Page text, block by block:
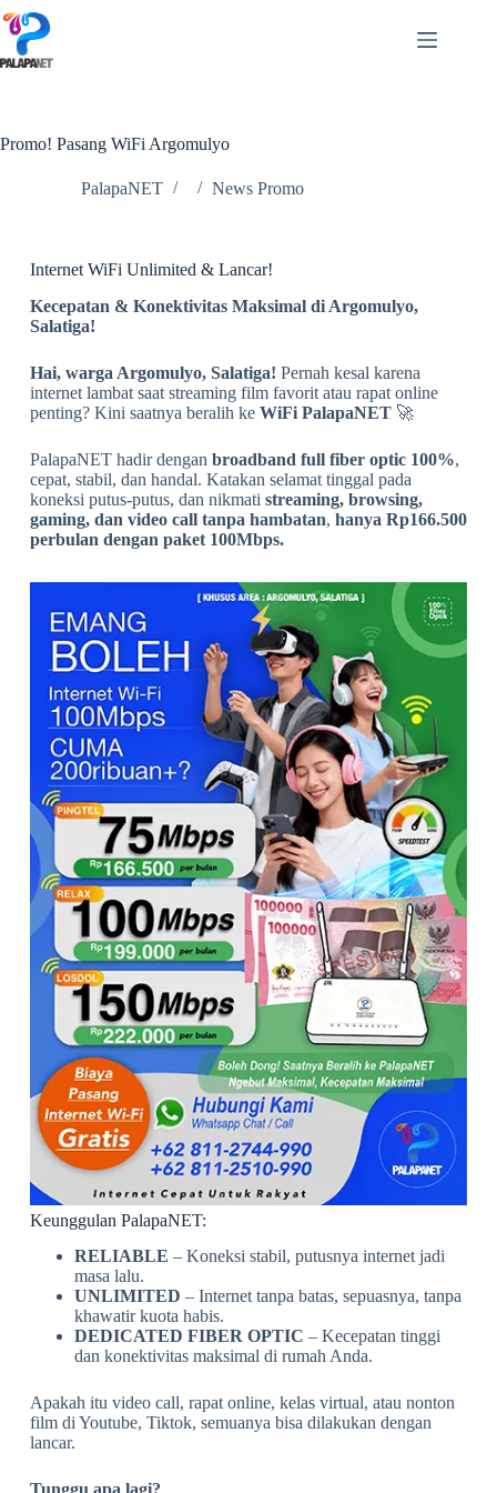
Promo! Pasang WiFi Argomulyo
PalapaNET News Promo
Internet WiFi Unlimited & Lancar!
Kecepatan & Konektivitas Maksimal di Argomulyo,
Salatiga!
Hai, warga Argomulyo, Salatiga! Pernah kesal karena
internet lambat saat streaming film favorit atau rapat online
penting? Kini saatnya beralih ke WiFi PalapaNET🚀
PalapaNET hadir dengan broadband full fiber optic 100%,
cepat, stabil, dan handal. Katakan selamat tinggal pada
koneksi putus-putus, dan nikmati streaming, browsing,
gaming, dan video call tanpa hambatan, hanya Rp166.500
perbulan dengan paket 100Mbps.
Keunggulan PalapaNET:
RELIABLE – Koneksi stabil, putusnya internet jadi
masa lalu.
UNLIMITED – Internet tanpa batas, sepuasnya, tanpa
khawatir kuota habis.
DEDICATED FIBER OPTIC – Kecepatan tinggi
dan konektivitas maksimal di rumah Anda.
Apakah itu video call, rapat online, kelas virtual, atau nonton
film di Youtube, Tiktok, semuanya bisa dilakukan dengan
lancar.